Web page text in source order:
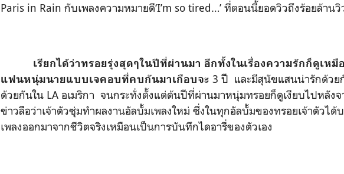
Paris in Rain กับเพลงความหมายดี‘I’m so tired…’ ที่ตอนนี้ยอดวิวถึงร้อยล้านวิ
เรียกได้ว่าทรอยรุ่งสุดๆในปีที่ผ่านมา อีกทั้งในเรื่องความรักก็ดูเห
แฟนหนุ่มนายแบบเจคอบที่คบกันมาเกือบจะ 3 ปี และมีสุนัขแสนน่ารักด้วย
ด้วยกันใน LA อเมริกา จนกระทั่งตั้งแต่ต้นปีที่ผ่านมาหนุ่มทรอยก็ดูเงียบไปหลังจ
ข่าวลือว่าเจ้าตัวซุ่มทำผลงานอัลบั้มเพลงใหม่ ซึ่งในทุกอัลบั้มของทรอยเจ้าตัวได้บ
เพลงออกมาจากชีวิตจริงเหมือนเป็นการบันทึกไดอารี่ของตัวเอง